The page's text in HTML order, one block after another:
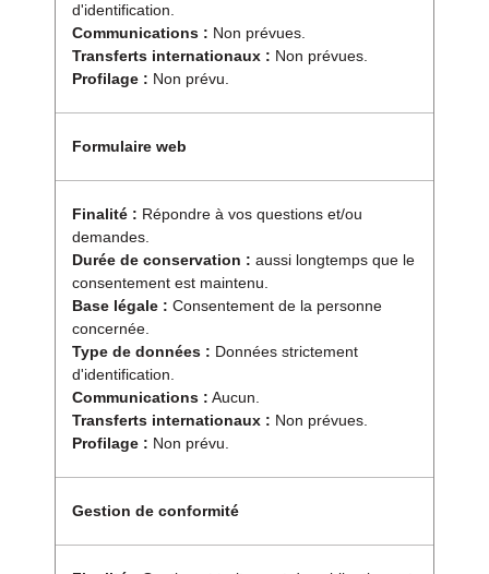
d'identification.
Communications : Non prévues.
Transferts internationaux : Non prévues.
Profilage : Non prévu.
Formulaire web
Finalité : Répondre à vos questions et/ou
demandes.
Durée de conservation : aussi longtemps que le
consentement est maintenu.
Base légale : Consentement de la personne
concernée.
Type de données : Données strictement
d'identification.
Communications : Aucun.
Transferts internationaux : Non prévues.
Profilage : Non prévu.
Gestion de conformité